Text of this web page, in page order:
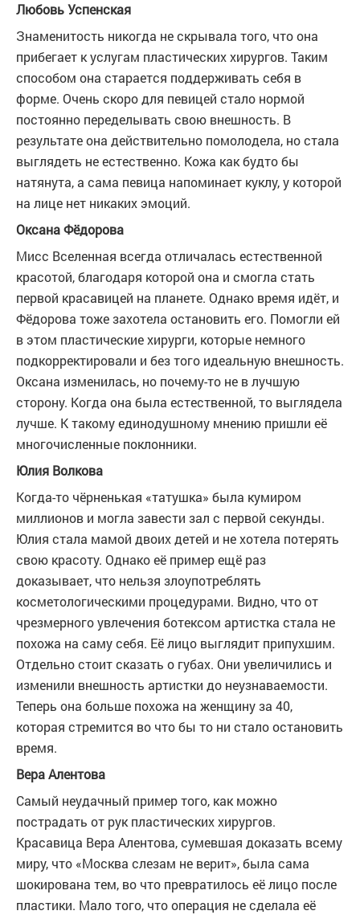
Любовь Успенская
Знаменитость никогда не скрывала того, что она
прибегает к услугам пластических хирургов. Таким
способом она старается поддерживать себя в
форме. Очень скоро для певицей стало нормой
постоянно переделывать свою внешность. В
результате она действительно помолодела, но стала
выглядеть не естественно. Кожа как будто бы
натянута, а сама певица напоминает куклу, у которой
на лице нет никаких эмоций.
Оксана Фёдорова
Мисс Вселенная всегда отличалась естественной
красотой, благодаря которой она и смогла стать
первой красавицей на планете. Однако время идёт, и
Фёдорова тоже захотела остановить его. Помогли ей
в этом пластические хирурги, которые немного
подкорректировали и без того идеальную внешность.
Оксана изменилась, но почему-то не в лучшую
сторону. Когда она была естественной, то выглядела
лучше. К такому единодушному мнению пришли её
многочисленные поклонники.
Юлия Волкова
Когда-то чёрненькая «татушка» была кумиром
миллионов и могла завести зал с первой секунды.
Юлия стала мамой двоих детей и не хотела потерять
свою красоту. Однако её пример ещё раз
доказывает, что нельзя злоупотреблять
косметологическими процедурами. Видно, что от
чрезмерного увлечения ботексом артистка стала не
похожа на саму себя. Её лицо выглядит припухшим.
Отдельно стоит сказать о губах. Они увеличились и
изменили внешность артистки до неузнаваемости.
Теперь она больше похожа на женщину за 40,
которая стремится во что бы то ни стало остановить
время.
Вера Алентова
Самый неудачный пример того, как можно
пострадать от рук пластических хирургов.
Красавица Вера Алентова, сумевшая доказать всему
миру, что «Москва слезам не верит», была сама
шокирована тем, во что превратилось её лицо после
пластики. Мало того, что операция не сделала её